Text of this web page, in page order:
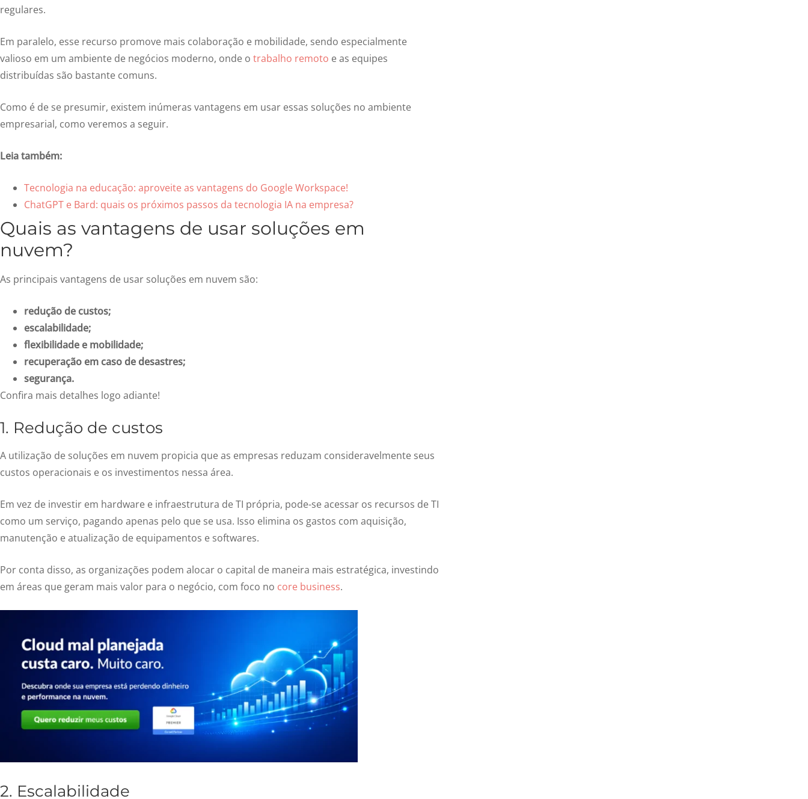
regulares.
Em paralelo, esse recurso promove mais colaboração e mobilidade, sendo especialmente
valioso em um ambiente de negócios moderno, onde o trabalho remoto e as equipes
distribuídas são bastante comuns.
Como é de se presumir, existem inúmeras vantagens em usar essas soluções no ambiente
empresarial, como veremos a seguir.
Leia também:
Tecnologia na educação: aproveite as vantagens do Google Workspace!
ChatGPT e Bard: quais os próximos passos da tecnologia IA na empresa?
Quais as vantagens de usar soluções em
nuvem?
As principais vantagens de usar soluções em nuvem são:
redução de custos;
escalabilidade;
flexibilidade e mobilidade;
recuperação em caso de desastres;
segurança.
Confira mais detalhes logo adiante!
1. Redução de custos
A utilização de soluções em nuvem propicia que as empresas reduzam consideravelmente seus
custos operacionais e os investimentos nessa área.
Em vez de investir em hardware e infraestrutura de TI própria, pode-se acessar os recursos de TI
como um serviço, pagando apenas pelo que se usa. Isso elimina os gastos com aquisição,
manutenção e atualização de equipamentos e softwares.
Por conta disso, as organizações podem alocar o capital de maneira mais estratégica, investindo
em áreas que geram mais valor para o negócio, com foco no core business.
2. Escalabilidade